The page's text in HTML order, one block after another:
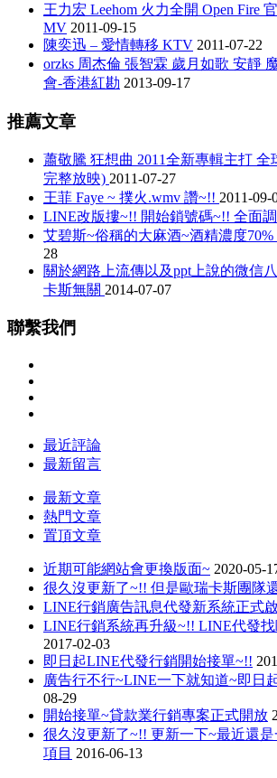
王力宏 Leehom 火力全開 Open Fire
MV 2011-09-15
陳奕迅 – 愛情轉移 KTV 2011-07-22
orzks 周杰倫 張智霖 歲月如歌 安靜
會-香港紅勘 2013-09-17
推薦文章
蕭敬騰 狂想曲 2011全新專輯主打 全
完整放映) 2011-07-27
王菲 Faye ~ 撲火.wmv 讚~!! 2011-09-
LINE改版摟~!! 開始鎖號碼~!! 全面
艾碧斯~俗稱的大麻酒~酒精濃度
28
關於網路上流傳以及ppt上說的微信
卡斯無關 2014-07-07
聯繫我們
最近評論
最新留言
最新文章
熱門文章
置頂文章
近期可能網站會更換版面~ 2020-05-
很久沒更新了~!! 但是歐瑞卡斯團隊
LINE行銷廣告訊息代發新系統正式
LINE行銷系統再升級~!! LINE代發
2017-02-03
即日起LINE代發行銷開始接單~!!
廣告行不行~LINE一下就知道~即日
08-29
開始接單~貸款業行銷專案正式開放
很久沒更新了~!! 更新一下~最近還
項目 2016-06-13